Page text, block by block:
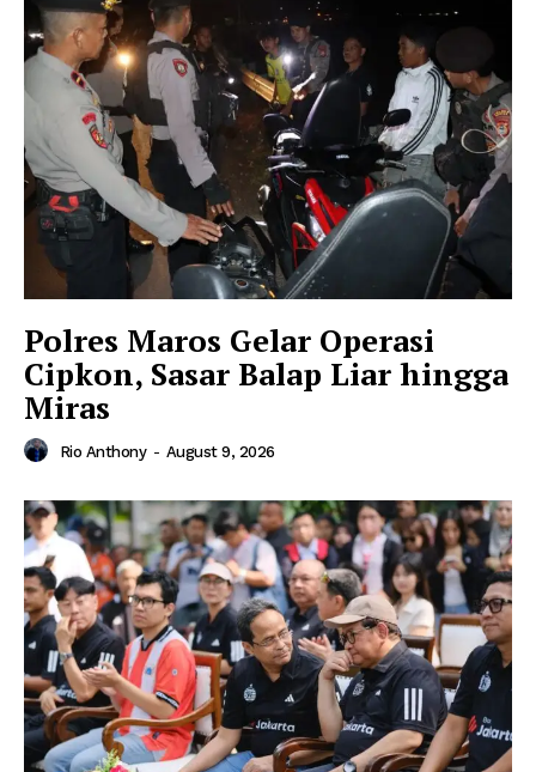
Polres Maros Gelar Operasi
Cipkon, Sasar Balap Liar hingga
Miras
Rio Anthony - August 9, 2026